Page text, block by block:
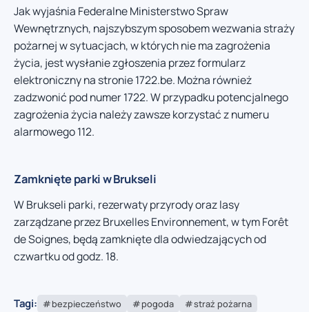
Jak wyjaśnia Federalne Ministerstwo Spraw
Wewnętrznych, najszybszym sposobem wezwania straży
pożarnej w sytuacjach, w których nie ma zagrożenia
życia, jest wysłanie zgłoszenia przez formularz
elektroniczny na stronie 1722.be. Można również
zadzwonić pod numer 1722. W przypadku potencjalnego
zagrożenia życia należy zawsze korzystać z numeru
alarmowego 112.
Zamknięte parki w Brukseli
W Brukseli parki, rezerwaty przyrody oraz lasy
zarządzane przez Bruxelles Environnement, w tym Forêt
de Soignes, będą zamknięte dla odwiedzających od
czwartku od godz. 18.
Tagi: bezpieczeństwo pogoda
straż pożarna